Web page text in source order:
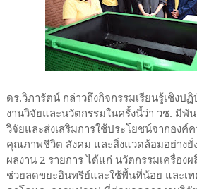
ดร.วิภารัตน์ กล่าวถึงกิจกรรมเรียนรู้เชิงป
งานวิจัยและนวัตกรรมในครั้งนี้ว่า วช. มี
วิจัยและส่งเสริมการใช้ประโยชน์จากองค์
คุณภาพชีวิต สังคม และสิ่งแวดล้อมอย่างยั่
ผลงาน 2 รายการ ได้แก่ นวัตกรรมเครื่อง
ช่วยลดขยะอินทรีย์และใช้พื้นที่น้อย และเ